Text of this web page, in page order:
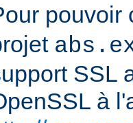
pouvoir
SSL
à